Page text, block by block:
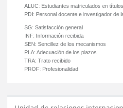
ALUC: Estudiantes matriculados en
PDI: Personal docente e investigador de
SG: Satisfacción general
INF: Información recibida
SEN: Sencillez de los mecanismos
PLA: Adecuación de los plazos
TRA: Trato recibido
PROF: Profesionalidad